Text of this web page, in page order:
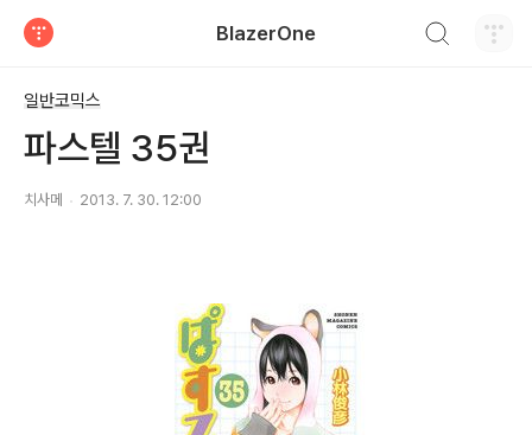
BlazerOne
일반코믹스
파스텔 35권
치사메 2013. 7. 30. 12:00